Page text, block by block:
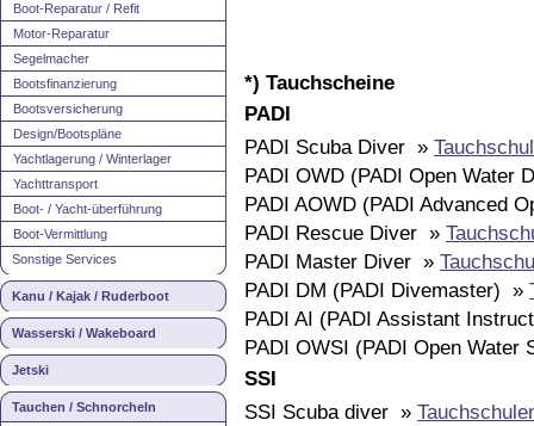
Boot-Reparatur / Refit
Motor-Reparatur
Segelmacher
Bootsfinanzierung
Bootsversicherung
Design/Bootspläne
Yachtlagerung / Winterlager
Yachttransport
Boot- / Yacht-überführung
Boot-Vermittlung
Sonstige Services
Kanu / Kajak / Ruderboot
Wasserski / Wakeboard
Jetski
Tauchen / Schnorcheln
*) Tauchscheine
PADI
PADI Scuba Diver »
PADI OWD (PADI Open Water
PADI AOWD (PADI Advanced
PADI Rescue Diver »
PADI Master Diver »
PADI DM (PADI Divemaster) »
PADI AI (PADI Assistant
PADI OWSI (PADI Open
SSI
SSI Scuba diver »